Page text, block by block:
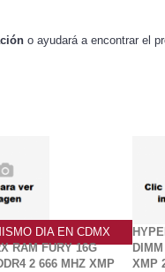
o ayudará a encontrar el
DIA EN CDMX
RAM FURY 16G
2 666 MHZ XMP
XMP